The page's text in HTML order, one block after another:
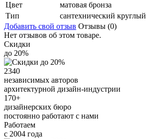
Цвет
матовая бронза
Тип
сантехнический круглый
Добавить свой отзыв Отзывы (0)
Нет отзывов об этом товаре.
Скидки
до 20%
2340
независимых авторов
архитектурной дизайн-индустрии
170+
дизайнерских бюро
постоянно работают с нами
Работаем
с 2004 года